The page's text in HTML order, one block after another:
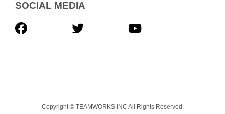
SOCIAL MEDIA
Copyright © TEAMWORKS INC All Rights Reserved.